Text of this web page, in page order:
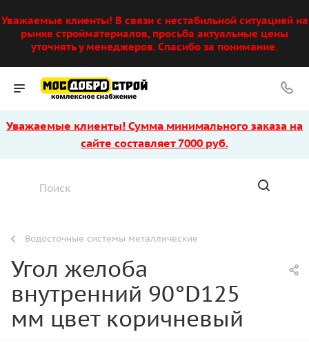
Уважаемые клиенты! В связи с нестабильной ситуацией на
рынке стройматериалов, просьба актуальные цены
уточнять у менеджеров. Спасибо за понимание.
Уважаемые клиенты! Сумма минимального заказа на
сайте составляет 7000 руб.
Водосточные системы металлические
Угол желоба
внутренний 90°D125
мм цвет коричневый